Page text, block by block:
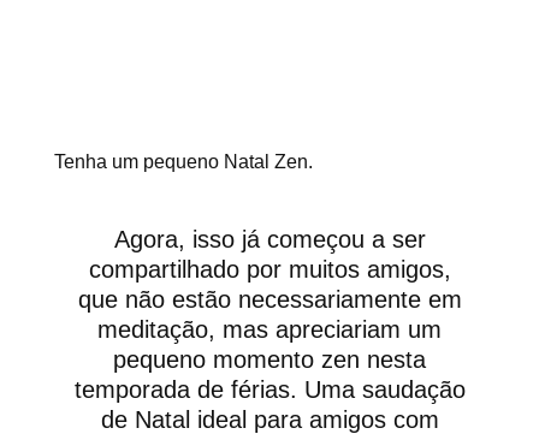
Tenha um pequeno Natal Zen.
Agora, isso já começou a ser
compartilhado por muitos amigos,
que não estão necessariamente em
meditação, mas apreciariam um
pequeno momento zen nesta
temporada de férias. Uma saudação
de Natal ideal para amigos com